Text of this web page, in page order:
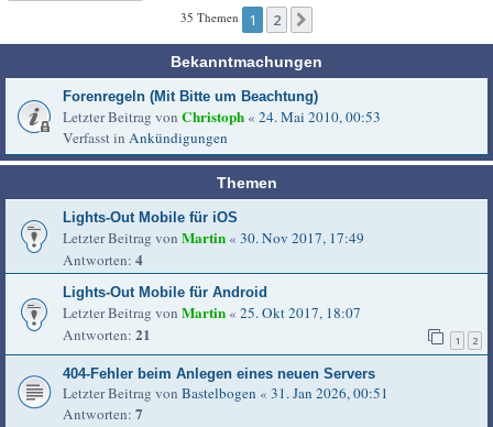
35 Themen 1 2
Bekanntmachungen
Forenregeln (Mit Bitte um Beachtung)
Letzter Beitrag von Christoph « 24. Mai 2010, 00:53
Verfasst in Ankündigungen
Themen
Lights-Out Mobile für iOS
Letzter Beitrag von Martin « 30. Nov 2017, 17:49
Antworten: 4
Lights-Out Mobile für Android
Letzter Beitrag von Martin « 25. Okt 2017, 18:07
Antworten: 21 1 2
404-Fehler beim Anlegen eines neuen Servers
Letzter Beitrag von Bastelbogen « 31. Jan 2026, 00:51
Antworten: 7